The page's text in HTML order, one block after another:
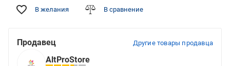
В желания В сравнение
Продавец Другие товары продавца
AltProStore